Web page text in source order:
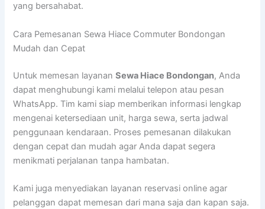
yang bersahabat.
Cara Pemesanan Sewa Hiace Commuter Bondongan
Mudah dan Cepat
Untuk memesan layananSewa Hiace Bondongan, Anda
dapat menghubungi kami melalui telepon atau pesan
WhatsApp. Tim kami siap memberikan informasi lengkap
mengenai ketersediaan unit, harga sewa, serta jadwal
penggunaan kendaraan. Proses pemesanan dilakukan
dengan cepat dan mudah agar Anda dapat segera
menikmati perjalanan tanpa hambatan.
Kami juga menyediakan layanan reservasi online agar
pelanggan dapat memesan dari mana saja dan kapan saja.